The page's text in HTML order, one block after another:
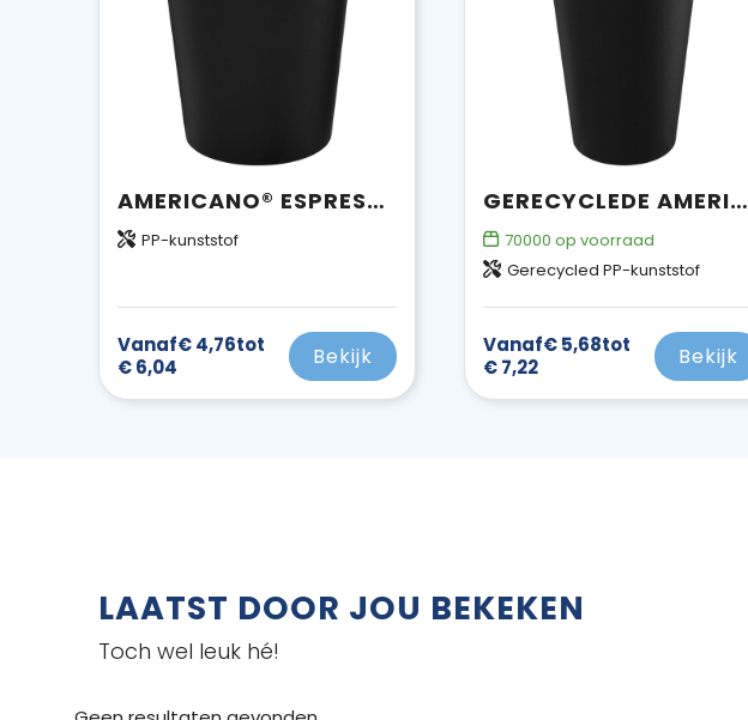
AMERICANO® ESPRESSO 250 ML GEÏSOLEERDE BEKER
PP-kunststof
Vanaf€ 4,76tot
€ 6,04
Bekijk
GERECYCLEDE AMERICANO® 350 ML GEÏSOLEERDE BEKER
70000 op voorraad
Gerecycled PP-kunststof
Vanaf€ 5,68tot
€ 7,22
Bekijk
LAATST DOOR JOU BEKEKEN
Toch wel leuk hé!